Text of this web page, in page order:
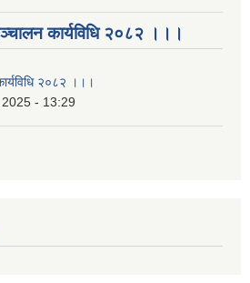
कार्यविधि २०८२ ।।।
२०८२ ।।।
- 13:29